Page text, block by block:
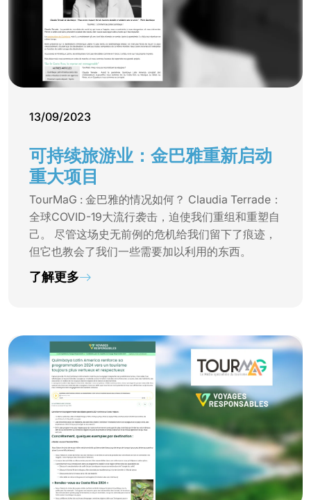
13/09/2023
可持续旅游业：金巴雅重新启动
重大项目
TourMaG : 金巴雅的情况如何？ Claudia Terrade：
全球COVID-19大流行袭击，迫使我们重组和重塑自
己。 尽管这场史无前例的危机给我们留下了痕迹，
但它也教会了我们一些需要加以利用的东西。
了解更多